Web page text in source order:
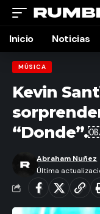
Inicio Noticias
MÚSICA
Kevin
Última
Abraham Nuñez